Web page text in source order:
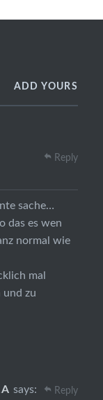
ADD YOURS
sache…
das es wen
normal wie
mal
und zu
Reply
says: Reply